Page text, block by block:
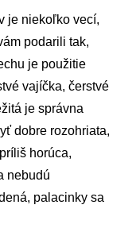
je niekoľko vecí,
podarili tak,
je použitie
vajíčka, čerstvé
je správna
dobre rozohriata,
horúca,
nebudú
palacinky sa